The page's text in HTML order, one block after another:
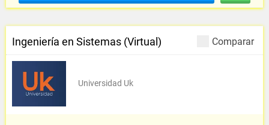
Comparar
Ingeniería en Sistemas (Virtual)
Universidad Uk